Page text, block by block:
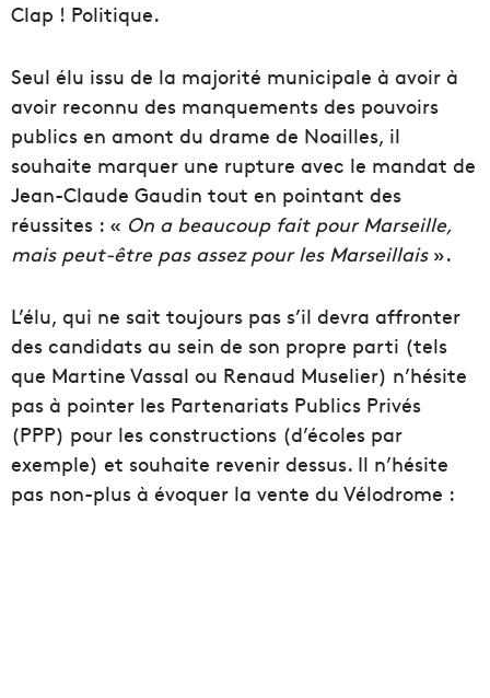
Clap ! Politique.
Seul élu issu de la majorité municipale à avoir à
avoir reconnu des manquements des pouvoirs
publics en amont du drame de Noailles, il
souhaite marquer une rupture avec le mandat de
Jean-Claude Gaudin tout en pointant des
réussites : « On a beaucoup fait pour Marseille,
mais peut-être pas assez pour les Marseillais».
L’élu, qui ne sait toujours pas s’il devra affronter
des candidats au sein de son propre parti (tels
que Martine Vassal ou Renaud Muselier) n’hésite
pas à pointer les Partenariats Publics Privés
(PPP) pour les constructions (d’écoles par
exemple) et souhaite revenir dessus. Il n’hésite
pas non-plus à évoquer la vente du Vélodrome :